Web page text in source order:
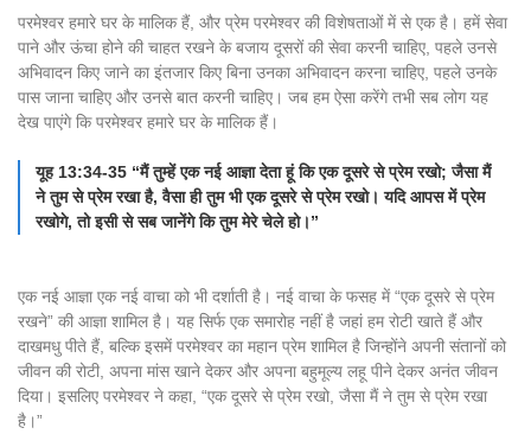
परमेश्वर हमारे घर के मालिक हैं, और प्रेम परमेश्वर की विशेषताओं में से एक है। हमें सेवा
पाने और ऊंचा होने की चाहत रखने के बजाय दूसरों की सेवा करनी चाहिए, पहले उनसे
अभिवादन किए जाने का इंतजार किए बिना उनका अभिवादन करना चाहिए, पहले उनके
पास जाना चाहिए और उनसे बात करनी चाहिए। जब हम ऐसा करेंगे तभी सब लोग यह
देख पाएंगे कि परमेश्वर हमारे घर के मालिक हैं।
यूह 13:34-35 “मैं तुम्हें एक नई आज्ञा देता हूं कि एक दूसरे से प्रेम रखो; जैसा मैं
ने तुम से प्रेम रखा है, वैसा ही तुम भी एक दूसरे से प्रेम रखो। यदि आपस में प्रेम
रखोगे, तो इसी से सब जानेंगे कि तुम मेरे चेले हो।”
एक नई आज्ञा एक नई वाचा को भी दर्शाती है। नई वाचा के फसह में “एक दूसरे से प्रेम
रखने” की आज्ञा शामिल है। यह सिर्फ एक समारोह नहीं है जहां हम रोटी खाते हैं और
दाखमधु पीते हैं, बल्कि इसमें परमेश्वर का महान प्रेम शामिल है जिन्होंने अपनी संतानों को
जीवन की रोटी, अपना मांस खाने देकर और अपना बहुमूल्य लहू पीने देकर अनंत जीवन
दिया। इसलिए परमेश्वर ने कहा, “एक दूसरे से प्रेम रखो, जैसा मैं ने तुम से प्रेम रखा
है।”